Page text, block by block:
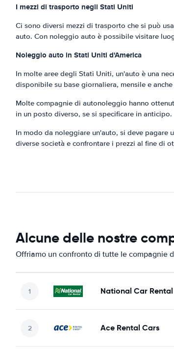
I mezzi di trasporto negli Stati Uniti
Ci sono diversi mezzi di trasporto che si può
auto. Con noleggio auto è possibile visitare
Noleggio auto in Stati Uniti d'America
In molte aree degli Stati Uniti, un'auto è una
disponibile su base giornaliera, mensile e
Molte compagnie di autonoleggio hanno
in un posto diverso, se si specificare in anticipo.
In modo da noleggiare un'auto, si deve
diverse società e confrontare i prezzi al fine di
Alcune delle nostre
Offriamo un confronto di tutte le compagnie
National Car Rental
Ace Rental Cars